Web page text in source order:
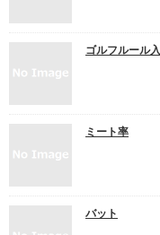
ゴルフルール
ミート率
バット